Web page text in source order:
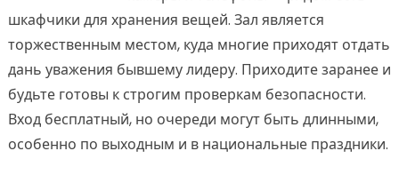
шкафчики для хранения вещей. Зал является
торжественным местом, куда многие приходят отдать
дань уважения бывшему лидеру. Приходите заранее и
будьте готовы к строгим проверкам безопасности.
Вход бесплатный, но очереди могут быть длинными,
особенно по выходным и в национальные праздники.